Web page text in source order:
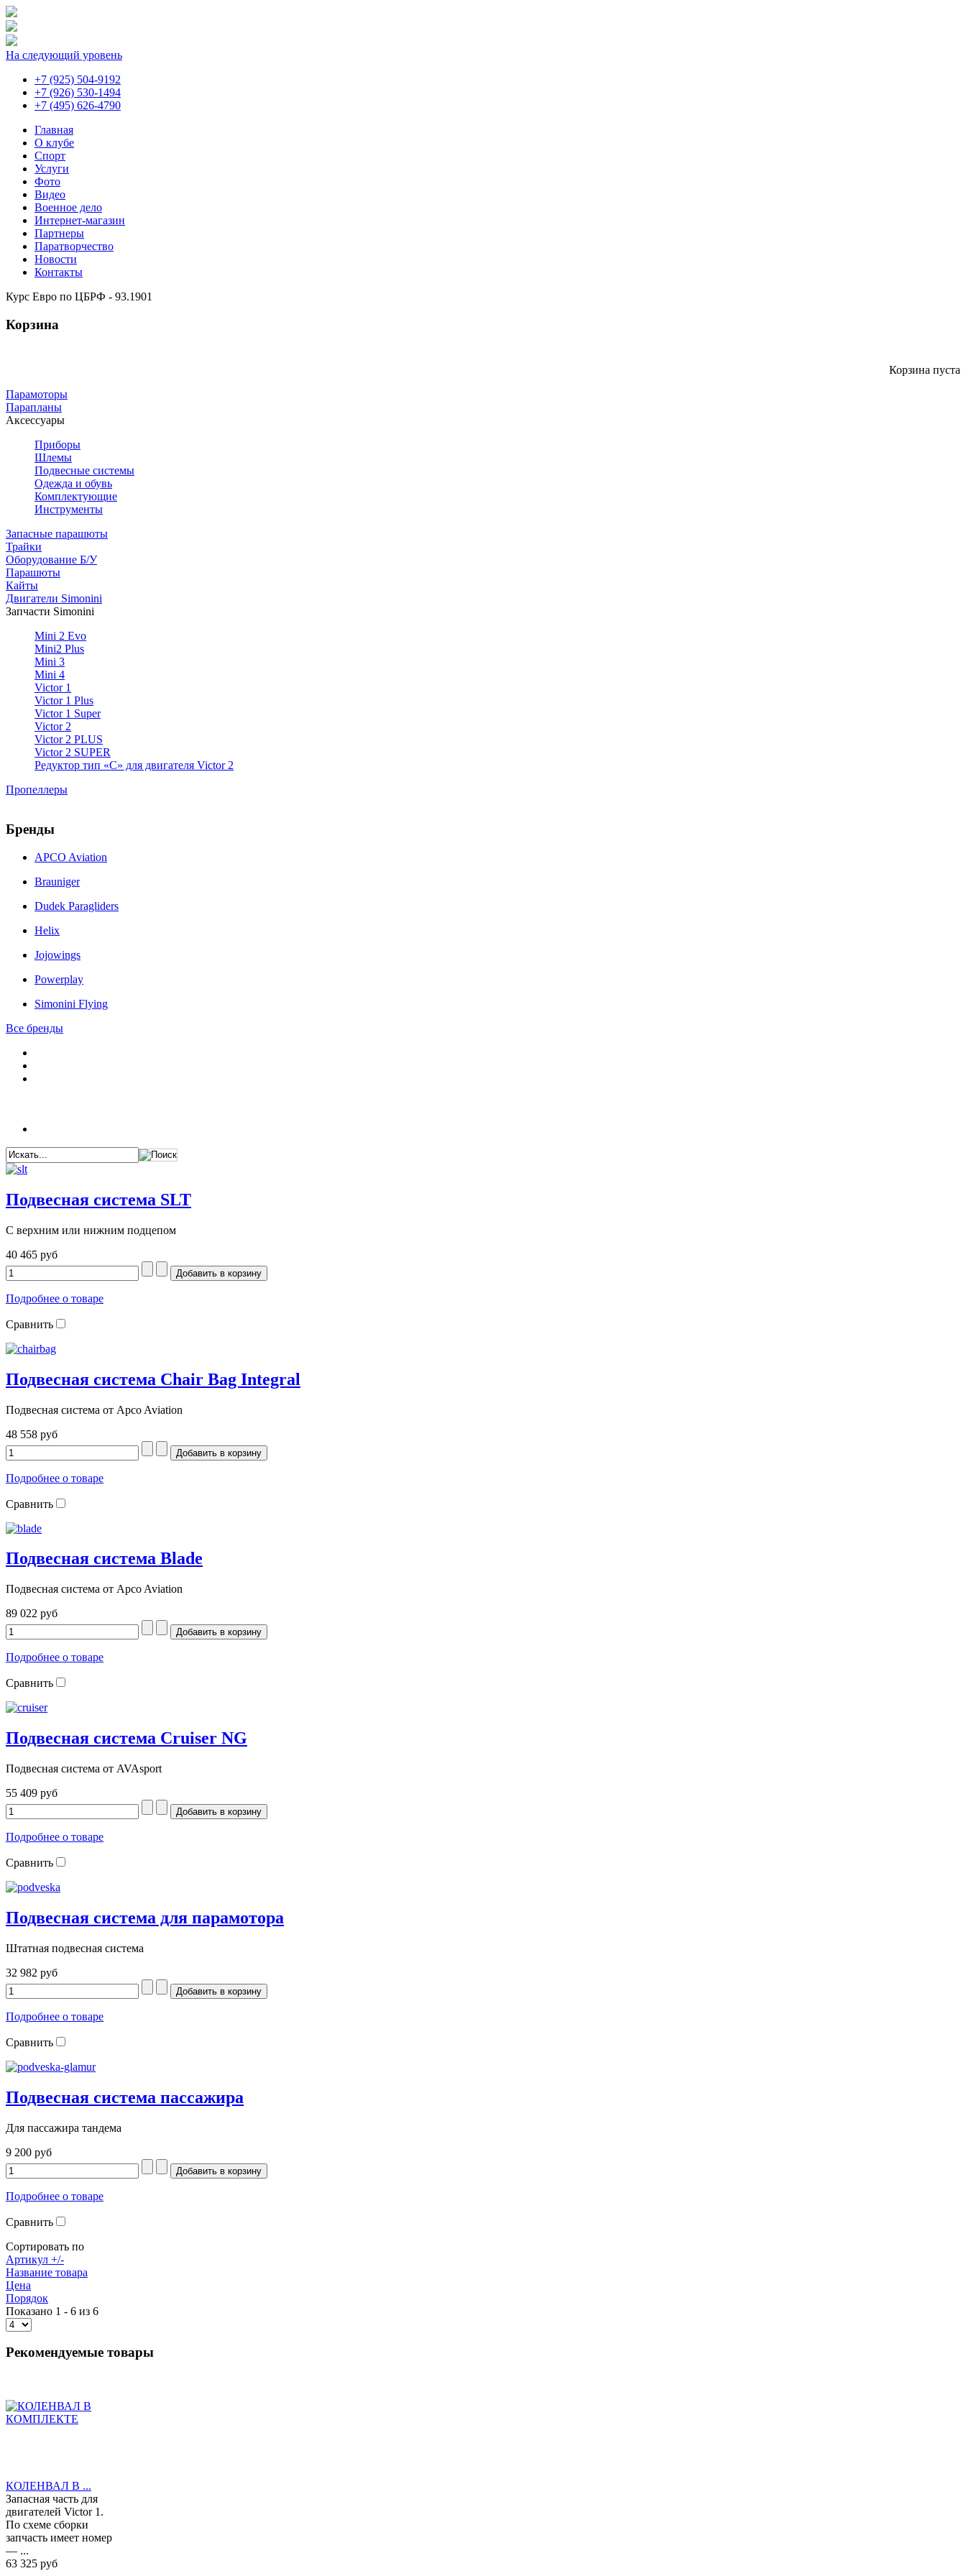
На следующий уровень
+7 (925) 504-9192
+7 (926) 530-1494
+7 (495) 626-4790
Главная
О клубе
Спорт
Услуги
Фото
Видео
Военное дело
Интернет-магазин
Партнеры
Паратворчество
Новости
Контакты
Курс Евро по ЦБРФ - 93.1901
Корзина
Корзина пуста
Парамоторы
Парапланы
Аксессуары
Приборы
Шлемы
Подвесные системы
Одежда и обувь
Комплектующие
Инструменты
Запасные парашюты
Трайки
Оборудование Б/У
Парашюты
Кайты
Двигатели Simonini
Запчасти Simonini
Mini 2 Evo
Mini2 Plus
Mini 3
Mini 4
Victor 1
Victor 1 Plus
Victor 1 Super
Victor 2
Victor 2 PLUS
Victor 2 SUPER
Редуктор тип «С» для двигателя Victor 2
Пропеллеры
Бренды
APCO Aviation
Brauniger
Dudek Paragliders
Helix
Jojowings
Powerplay
Simonini Flying
Все бренды
Подвесная система SLT
C верхним или нижним подцепом
40 465 руб
Подробнее о товаре
Сравнить
Подвесная система Chair Bag Integral
Подвесная система от Apco Aviation
48 558 руб
Подробнее о товаре
Сравнить
Подвесная система Blade
Подвесная система от Apco Aviation
89 022 руб
Подробнее о товаре
Сравнить
Подвесная система Cruiser NG
Подвесная система от AVAsport
55 409 руб
Подробнее о товаре
Сравнить
Подвесная система для парамотора
Штатная подвесная система
32 982 руб
Подробнее о товаре
Сравнить
Подвесная система пассажира
Для пассажира тандема
9 200 руб
Подробнее о товаре
Сравнить
Сортировать по
Артикул +/-
Название товара
Цена
Порядок
Показано 1 - 6 из 6
Рекомендуемые товары
КОЛЕНВАЛ В ...
Запасная часть для
двигателей Victor 1.
По схеме сборки
запчасть имеет номер
— ...
63 325 руб